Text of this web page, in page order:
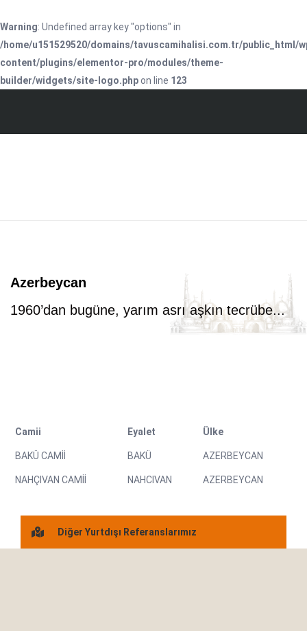
Warning: Undefined array key "options" in
/home/u151529520/domains/tavuscamihalisi.com.tr/public_html/
content/plugins/elementor-pro/modules/theme-
builder/widgets/site-logo.phpon line 123
Azerbeycan
1960’dan bugüne, yarım asrı aşkın tecrübe...
Camii Eyalet Ülke
BAKÜ CAMİİ BAKÜ AZERBEYCAN
NAHÇIVAN CAMİİ NAHCIVAN AZERBEYCAN
Diğer Yurtdışı Referanslarımız